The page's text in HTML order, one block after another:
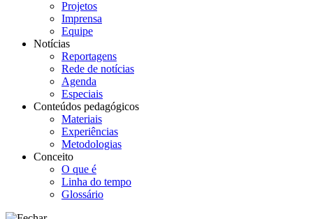
Projetos
Imprensa
Equipe
Notícias
Reportagens
Rede de notícias
Agenda
Especiais
Conteúdos pedagógicos
Materiais
Experiências
Metodologias
Conceito
O que é
Linha do tempo
Glossário